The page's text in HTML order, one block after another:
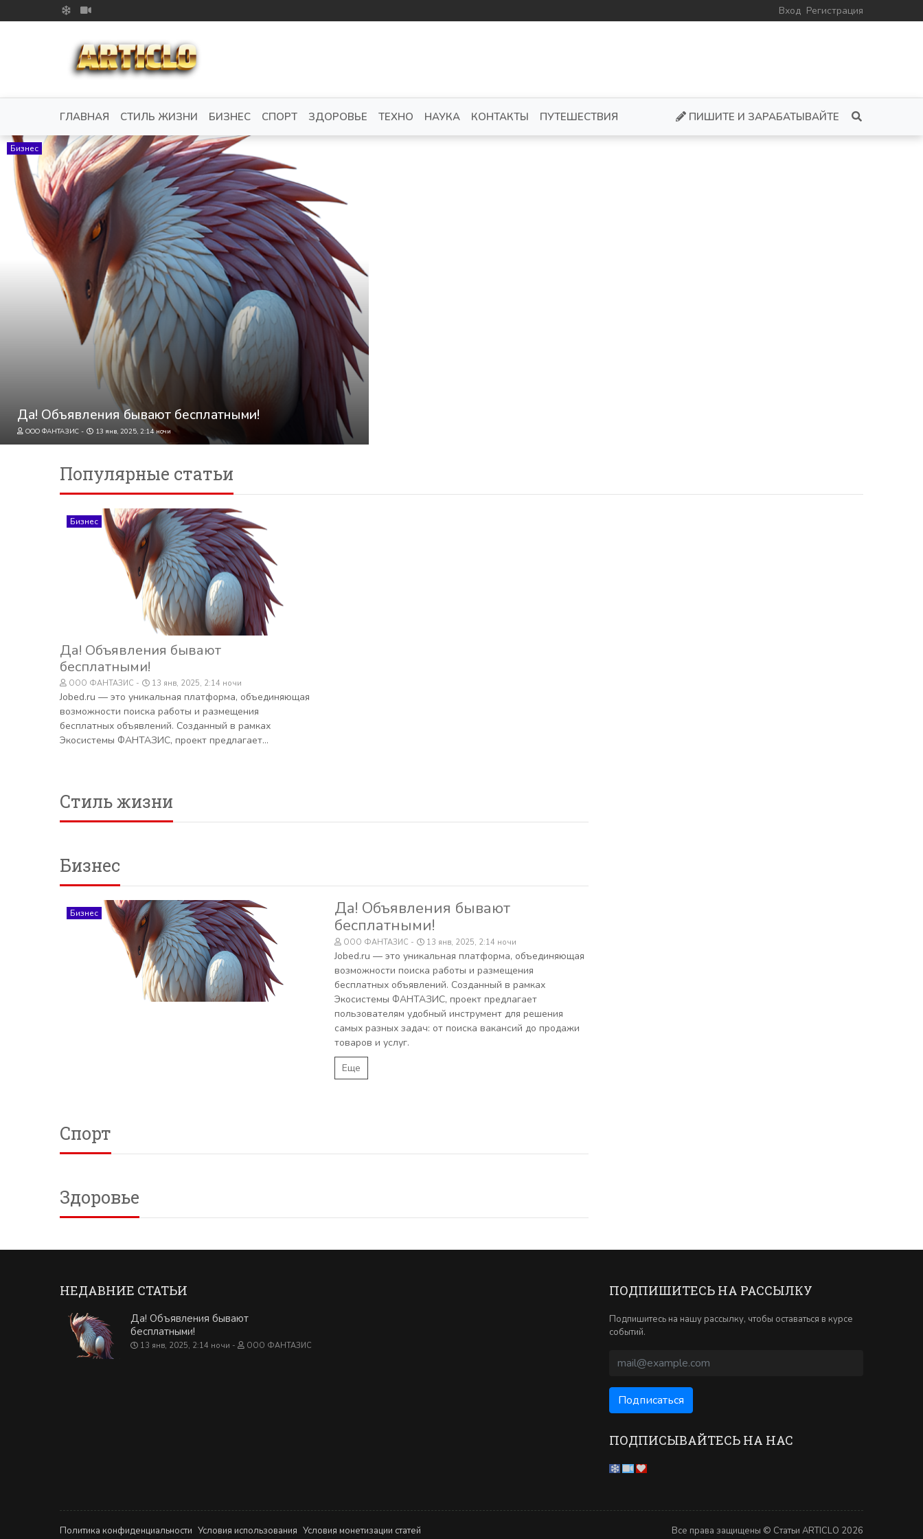
Вход Регистрация
ГЛАВНАЯ СТИЛЬ ЖИЗНИ БИЗНЕС СПОРТ ЗДОРОВЬЕ ТЕХНО НАУКА КОНТАКТЫ ПУТЕШЕСТВИЯ ПИШИТЕ И ЗАРАБАТЫВАЙТЕ
Бизнес
Да! Объявления бывают бесплатными!
ООО ФАНТАЗИС 13 янв, 2025, 2:14 ночи
Популярные статьи
Бизнес
Да! Объявления бывают
бесплатными!
ООО ФАНТАЗИС 13 янв, 2025, 2:14 ночи
Jobed.ru — это уникальная платформа, объединяющая
возможности поиска работы и размещения
бесплатных объявлений. Созданный в рамках
Экосистемы ФАНТАЗИС, проект предлагает...
Стиль жизни
Бизнес
Бизнес
Да! Объявления бывают
бесплатными!
ООО ФАНТАЗИС 13 янв, 2025, 2:14 ночи
Jobed.ru — это уникальная платформа, объединяющая
возможности поиска работы и размещения
бесплатных объявлений. Созданный в рамках
Экосистемы ФАНТАЗИС, проект предлагает
пользователям удобный инструмент для решения
самых разных задач: от поиска вакансий до продажи
товаров и услуг.
Еще
Спорт
Здоровье
НЕДАВНИЕ СТАТЬИ
Да! Объявления бывают
бесплатными!
13 янв, 2025, 2:14 ночи ООО ФАНТАЗИС
ПОДПИШИТЕСЬ НА РАССЫЛКУ
Подпишитесь на нашу рассылку, чтобы оставаться в курсе
событий.
ПОДПИСЫВАЙТЕСЬ НА НАС
Политика конфиденциальности Условия использования Условия монетизации статей
Все права защищены © Статьи ARTICLO 2026